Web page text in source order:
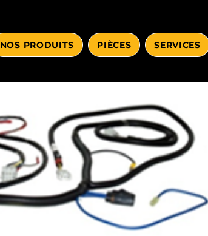
NOS PRODUITS PIÈCES SERVICES